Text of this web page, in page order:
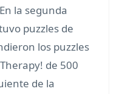
la segunda
puzzles de
los puzzles
de 500
de la